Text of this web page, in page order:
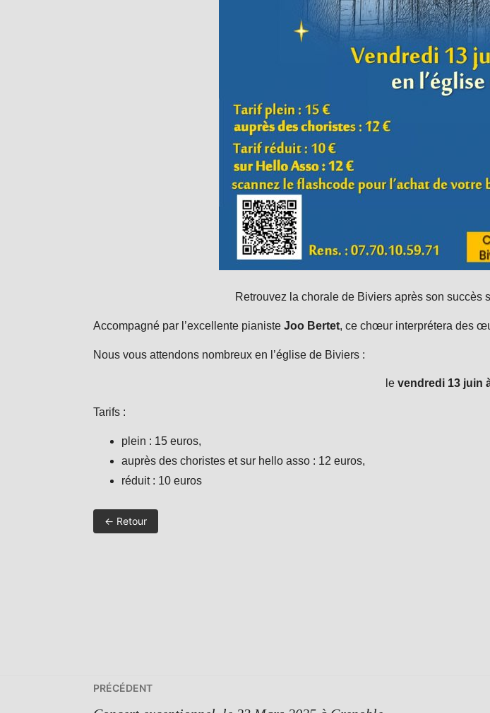
Retrouvez la chorale de Biviers après son succès
Accompagné par l’excellente pianiste Joo Bertet, ce chœur interprétera des
Nous vous attendons nombreux en l’église de Biviers :
le vendredi 13 juin
Tarifs :
plein : 15 euros,
auprès des choristes et sur hello asso : 12 euros,
réduit : 10 euros
← Retour
Navigation
PRÉCÉDENT